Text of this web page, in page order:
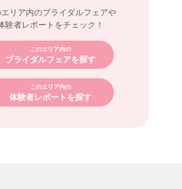
エリア内のブライダルフェアや
験者レポートをチェック！
このエリア内の
ブライダルフェアを探す
このエリア内の
体験者レポートを探す